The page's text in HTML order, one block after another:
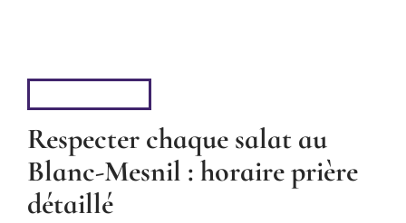
Respecter chaque salat au
Blanc-Mesnil : horaire prière
détaillé